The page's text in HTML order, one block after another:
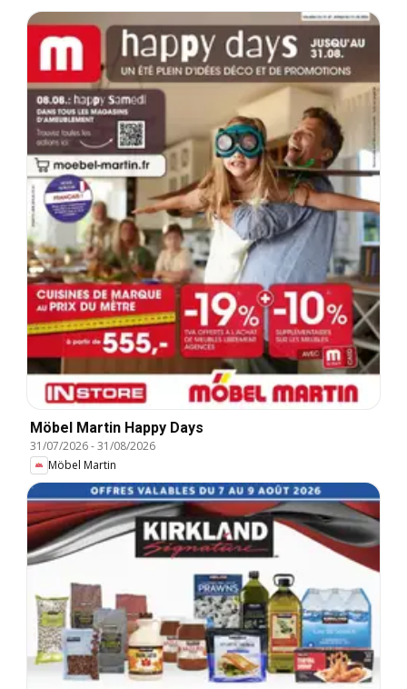
Möbel Martin Happy Days
31/07/2026-31/08/2026
Möbel Martin